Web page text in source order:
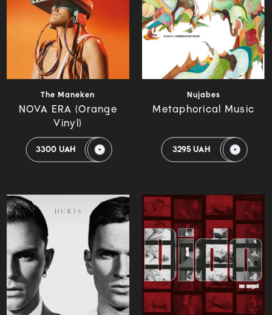
The Maneken
NOVA ERA (Orange
Vinyl)
3300 UAH
Nujabes
Metaphorical Music
3295 UAH